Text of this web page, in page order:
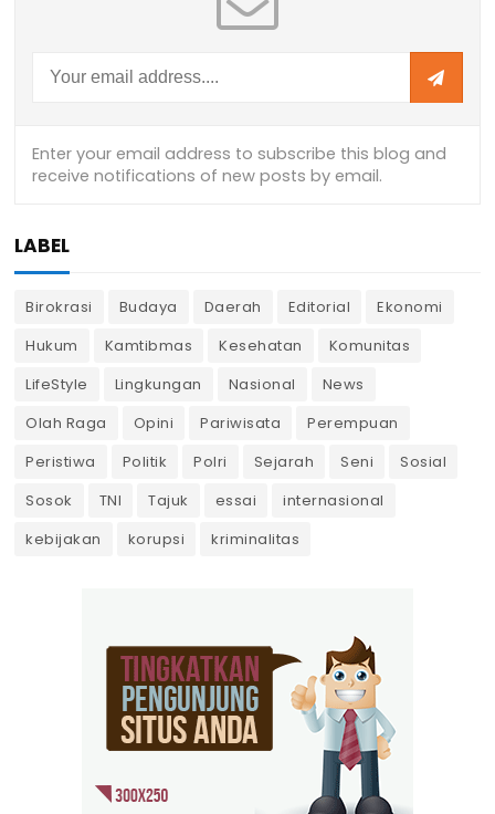
LABEL
Birokrasi Budaya Daerah Editorial
Ekonomi
Hukum
Kamtibmas Kesehatan
Komunitas
LifeStyle
Lingkungan Nasional
News
Olah Raga
Opini Pariwisata
Perempuan
Peristiwa
Politik Polri Sejarah Seni
Sosial
Sosok
TNI Tajuk essai
internasional
kebijakan
korupsi kriminalitas